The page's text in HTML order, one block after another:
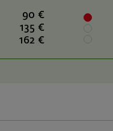
90 €
135 €
162 €